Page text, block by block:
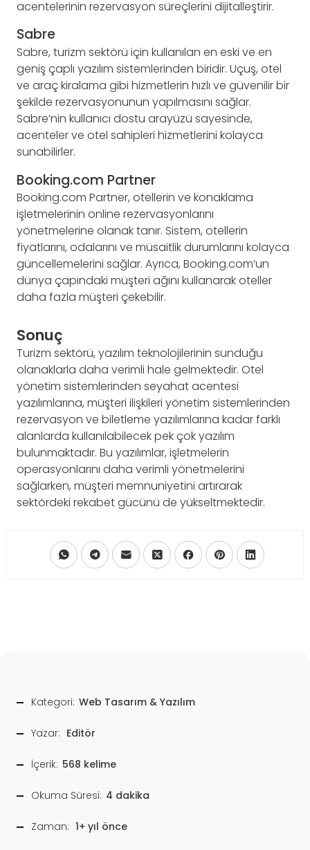
acentelerinin rezervasyon süreçlerini dijitalleştirir.
Sabre
Sabre, turizm sektörü için kullanılan en eski ve en
geniş çaplı yazılım sistemlerinden biridir. Uçuş, otel
ve araç kiralama gibi hizmetlerin hızlı ve güvenilir bir
şekilde rezervasyonunun yapılmasını sağlar.
Sabre’nin kullanıcı dostu arayüzü sayesinde,
acenteler ve otel sahipleri hizmetlerini kolayca
sunabilirler.
Booking.com Partner
Booking.com Partner, otellerin ve konaklama
işletmelerinin online rezervasyonlarını
yönetmelerine olanak tanır. Sistem, otellerin
fiyatlarını, odalarını ve müsaitlik durumlarını kolayca
güncellemelerini sağlar. Ayrıca, Booking.com’un
dünya çapındaki müşteri ağını kullanarak oteller
daha fazla müşteri çekebilir.
Sonuç
Turizm sektörü, yazılım teknolojilerinin sunduğu
olanaklarla daha verimli hale gelmektedir. Otel
yönetim sistemlerinden seyahat acentesi
yazılımlarına, müşteri ilişkileri yönetim sistemlerinden
rezervasyon ve biletleme yazılımlarına kadar farklı
alanlarda kullanılabilecek pek çok yazılım
bulunmaktadır. Bu yazılımlar, işletmelerin
operasyonlarını daha verimli yönetmelerini
sağlarken, müşteri memnuniyetini artırarak
sektördeki rekabet gücünü de yükseltmektedir.
Kategori: Web Tasarım & Yazılım
Yazar: Editör
İçerik: 568 kelime
Okuma Süresi: 4 dakika
Zaman: 1+ yıl önce